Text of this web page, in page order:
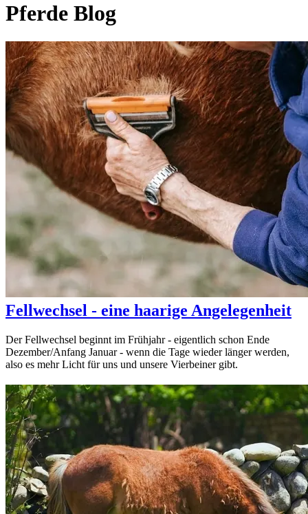
Pferde Blog
Fellwechsel - eine haarige Angelegenheit
Der Fellwechsel beginnt im Frühjahr - eigentlich schon Ende
Dezember/Anfang Januar - wenn die Tage wieder länger werden,
also es mehr Licht für uns und unsere Vierbeiner gibt.